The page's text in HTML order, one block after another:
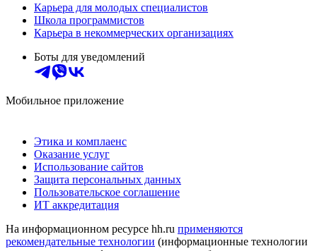
Карьера для молодых специалистов
Школа программистов
Карьера в некоммерческих организациях
Боты для уведомлений
Мобильное приложение
Этика и комплаенс
Оказание услуг
Использование сайтов
Защита персональных данных
Пользовательское соглашение
ИТ аккредитация
На информационном ресурсе hh.ru применяются
рекомендательные технологии (информационные технологии